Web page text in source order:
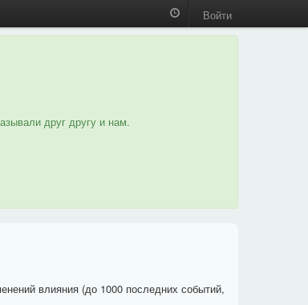
Войти
друг другу и нам.
влияния (до 1000 последних событий,